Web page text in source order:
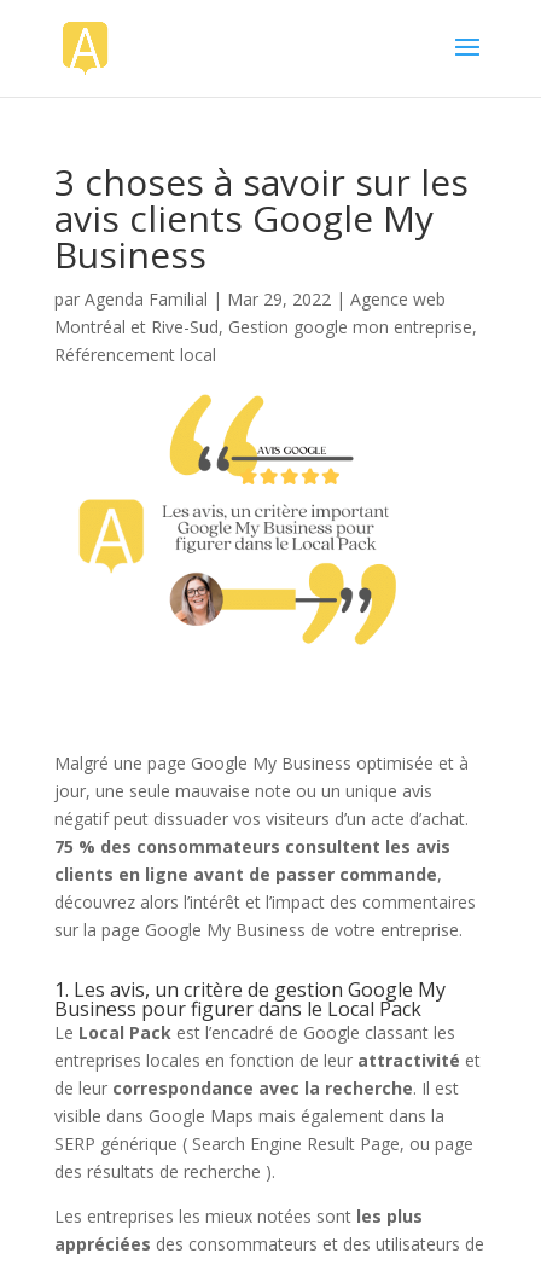
3 choses à savoir sur les
avis clients Google My
Business
par Agenda Familial | Mar 29, 2022| Agence web
Montréal et Rive-Sud, Gestion google mon entreprise,
Référencement local
Malgré une page Google My Business optimisée et à
jour, une seule mauvaise note ou un unique avis
négatif peut dissuader vos visiteurs d’un acte d’achat.
75 % des consommateurs consultent les avis
clients en ligne avant de passer commande,
découvrez alors l’intérêt et l’impact des commentaires
sur la page Google My Business de votre entreprise.
1. Les avis, un critère de gestion Google My
Business pour figurer dans le Local Pack
Le Local Packest l’encadré de Google classant les
entreprises locales en fonction de leur attractivité et
de leur correspondance avec la recherche. Il est
visible dans Google Maps mais également dans la
SERP générique ( Search Engine Result Page, ou page
des résultats de recherche ).
Les entreprises les mieux notées sont les plus
appréciées des consommateurs et des utilisateurs de